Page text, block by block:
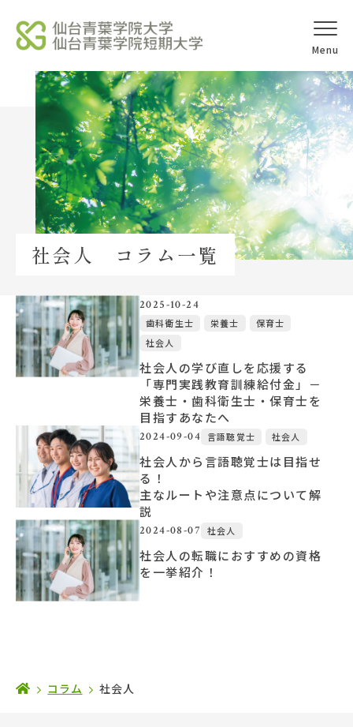
オープンキャ
ンパス
アクセス
学校法人北杜学園
Topics
イベント一覧
教員紹介
教職員募集
北杜学園設置校
社会人 コラム一覧
2025-10-24
歯科衛生士 栄養士
保育士
社会人
社会人の学び直しを応援する
「専門実践教育訓練給付金」－
栄養士・歯科衛生士・保育士を
目指すあなたへ
2024-09-04 言語聴覚士 社会人
社会人から言語聴覚士は目指せ
る！
主なルートや注意点について解
説
2024-08-07 社会人
社会人の転職におすすめの資格
を一挙紹介！
コラム 社会人